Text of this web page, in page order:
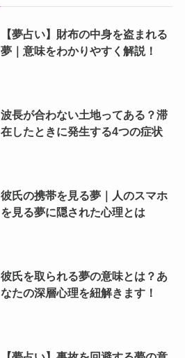
【夢占い】財布の中身を盗まれる
夢｜意味をわかりやすく解説！
波長が合わない土地ってある？滞
在したときに発生する4つの症状
彼氏の携帯を見る夢｜人のスマホ
を見る夢に隠された心理とは
彼氏を取られる夢の意味とは？あ
なたの深層心理を紐解きます！